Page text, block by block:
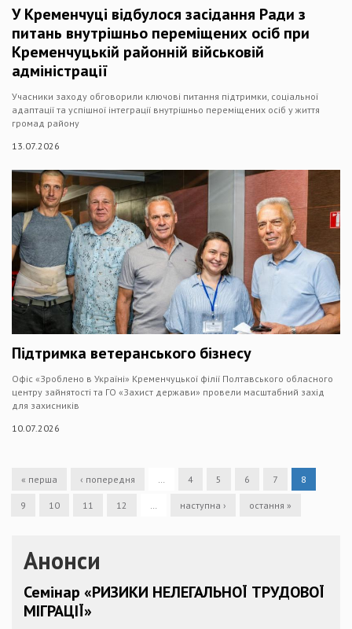
У Кременчуці відбулося засідання Ради з
питань внутрішньо переміщених осіб при
Кременчуцькій районній військовій
адміністрації
Учасники заходу обговорили ключові питання підтримки, соціальної
адаптації та успішної інтеграції внутрішньо переміщених осіб у життя
громад району
13.07.2026
Підтримка ветеранського бізнесу
Офіс «Зроблено в Україні» Кременчуцької філії Полтавського обласного
центру зайнятості та ГО «Захист держави» провели масштабний захід
для захисників
10.07.2026
« перша ‹ попередня 4 5 6 7 8
9 10 11 12 наступна › остання »
Анонси
Семінар «РИЗИКИ НЕЛЕГАЛЬНОЇ ТРУДОВОЇ
МІГРАЦІЇ»